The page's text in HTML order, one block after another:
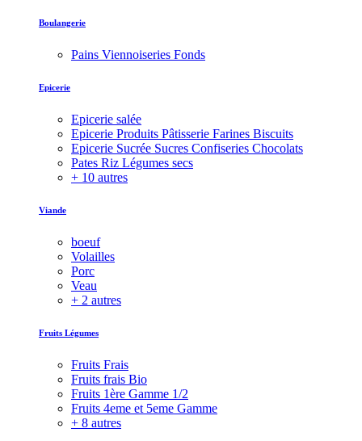
Boulangerie
Pains Viennoiseries Fonds
Epicerie
Epicerie salée
Epicerie Produits Pâtisserie Farines Biscuits
Epicerie Sucrée Sucres Confiseries Chocolats
Pates Riz Légumes secs
+ 10 autres
Viande
boeuf
Volailles
Porc
Veau
+ 2 autres
Fruits Légumes
Fruits Frais
Fruits frais Bio
Fruits 1ère Gamme 1/2
Fruits 4eme et 5eme Gamme
+ 8 autres